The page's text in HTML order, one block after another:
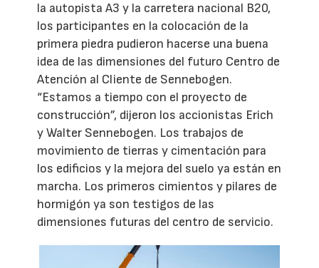
la autopista A3 y la carretera nacional B20,
los participantes en la colocación de la
primera piedra pudieron hacerse una buena
idea de las dimensiones del futuro Centro de
Atención al Cliente de Sennebogen.
“Estamos a tiempo con el proyecto de
construcción”, dijeron los accionistas Erich
y Walter Sennebogen. Los trabajos de
movimiento de tierras y cimentación para
los edificios y la mejora del suelo ya están en
marcha. Los primeros cimientos y pilares de
hormigón ya son testigos de las
dimensiones futuras del centro de servicio.